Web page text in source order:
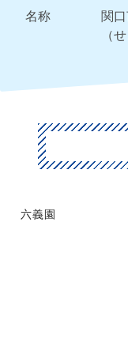
名称
関
（
六義園